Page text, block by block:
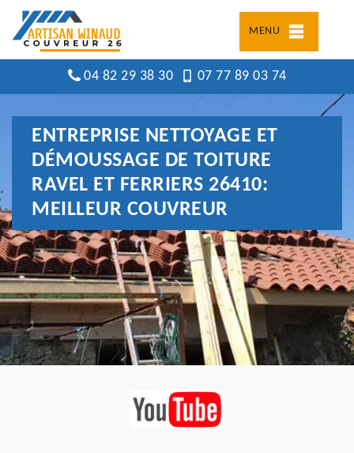
MENU
04 82 29 38 30 07 77 89 03 74
ENTREPRISE NETTOYAGE ET
DÉMOUSSAGE DE TOITURE
RAVEL ET FERRIERS 26410:
MEILLEUR COUVREUR